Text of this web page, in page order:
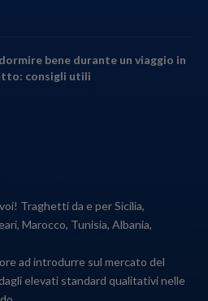
bene durante un viaggio in
consigli utili
Traghetti da e per Sicilia,
Marocco, Tunisia, Albania,
ad introdurre sul mercato del
elevati standard qualitativi nelle